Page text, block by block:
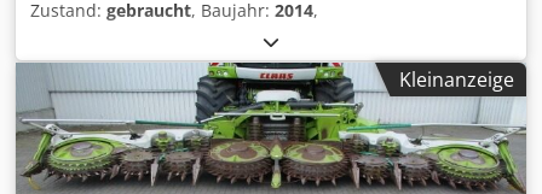
Zustand: gebraucht, Baujahr: 2014,
Kleinanzeige